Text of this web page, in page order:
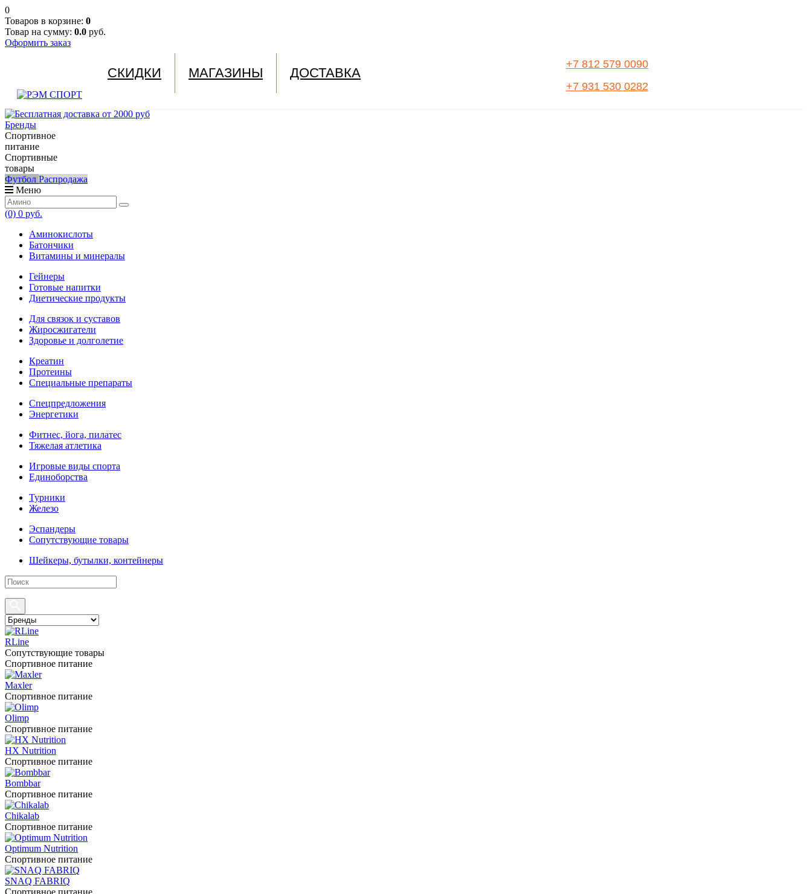
0
Товаров в корзине: 0
Товар на сумму: 0.0 руб.
Оформить заказ
СКИДКИ МАГАЗИНЫ ДОСТАВКА
+7 812 579 0090
+7 931 530 0282
Бренды
Спортивное
питание
Спортивные
товары
Футбол Распродажа
Меню
(0) 0 руб.
Аминокислоты
Батончики
Витамины и минералы
Гейнеры
Готовые напитки
Диетические продукты
Для связок и суставов
Жиросжигатели
Здоровье и долголетие
Креатин
Протеины
Специальные препараты
Спецпредложения
Энергетики
Фитнес, йога, пилатес
Тяжелая атлетика
Игровые виды спорта
Единоборства
Турники
Железо
Эспандеры
Сопутствующие товары
Шейкеры, бутылки, контейнеры
RLine
Сопутствующие товары
Спортивное питание
Maxler
Спортивное питание
Olimp
Спортивное питание
HX Nutrition
Спортивное питание
Bombbar
Спортивное питание
Chikalab
Спортивное питание
Optimum Nutrition
Спортивное питание
SNAQ FABRIQ
Спортивное питание